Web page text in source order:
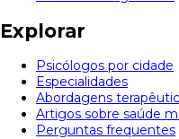
Explorar
Psicólogos por cidade
Especialidades
Abordagens
Artigos sobre saúde
Perguntas frequentes